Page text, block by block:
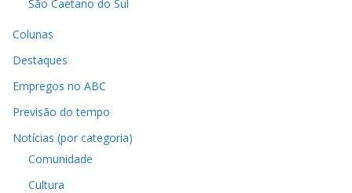
São Caetano do Sul
Colunas
Destaques
Empregos no ABC
Previsão do tempo
Notícias (por categoria)
Comunidade
Cultura